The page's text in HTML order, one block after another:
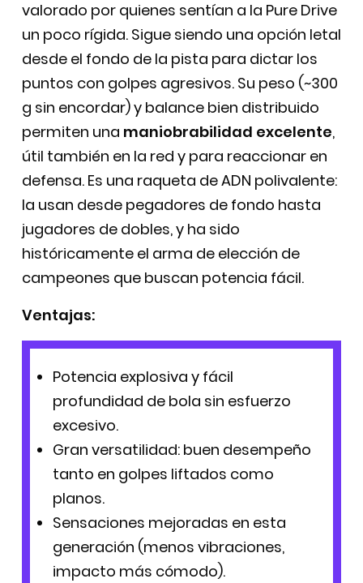
valorado por quienes sentían a la Pure Drive
un poco rígida. Sigue siendo una opción letal
desde el fondo de la pista para dictar los
puntos con golpes agresivos. Su peso (~300
g sin encordar) y balance bien distribuido
permiten una maniobrabilidad excelente,
útil también en la red y para reaccionar en
defensa. Es una raqueta de ADN polivalente:
la usan desde pegadores de fondo hasta
jugadores de dobles, y ha sido
históricamente el arma de elección de
campeones que buscan potencia fácil.
Ventajas:
Potencia explosiva y fácil
profundidad de bola sin esfuerzo
excesivo.
Gran versatilidad: buen desempeño
tanto en golpes liftados como
planos.
Sensaciones mejoradas en esta
generación (menos vibraciones,
impacto más cómodo).